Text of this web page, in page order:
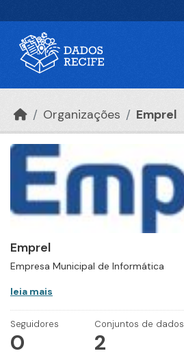
Organizações Emprel
Emprel
Empresa Municipal de Informática
leia mais
Seguidores
0
Conjuntos de dados
2